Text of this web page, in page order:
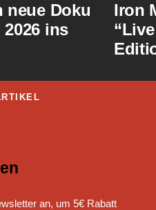
neue Doku
ins
Iron
an, um 5€ Rabatt